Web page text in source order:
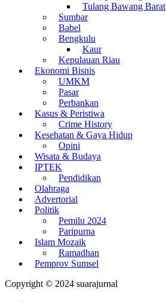
Tulang Bawang Barat
Sumbar
Babel
Bengkulu
Kaur
Kepulauan Riau
Ekonomi Bisnis
UMKM
Pasar
Perbankan
Kasus & Peristiwa
Crime History
Kesehatan & Gaya Hidup
Opini
Wisata & Budaya
IPTEK
Pendidikan
Olahraga
Advertorial
Politik
Pemilu 2024
Paripurna
Islam Mozaik
Ramadhan
Pemprov Sumsel
Copyright © 2024 suarajurnal